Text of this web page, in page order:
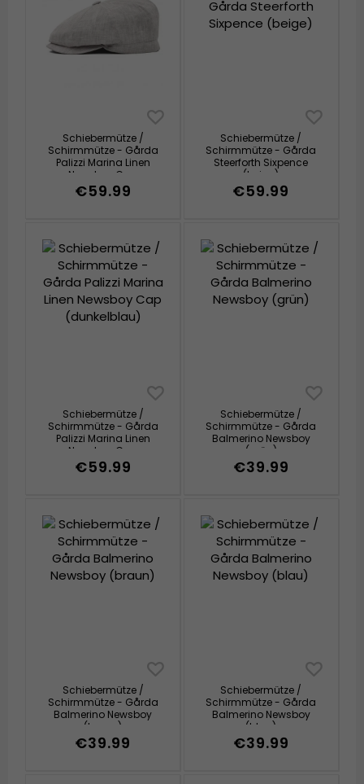
Schiebermütze /
Schirmmütze - Gårda
Palizzi Marina Linen
Newsboy Cap
(hellgrau)
€59.99
Schiebermütze /
Schirmmütze - Gårda
Steerforth Sixpence
(beige)
€59.99
Schiebermütze /
Schirmmütze - Gårda
Palizzi Marina Linen
Newsboy Cap
(dunkelblau)
€59.99
Schiebermütze /
Schirmmütze - Gårda
Balmerino Newsboy
(grün)
€39.99
Schiebermütze /
Schirmmütze - Gårda
Balmerino Newsboy
(braun)
€39.99
Schiebermütze /
Schirmmütze - Gårda
Balmerino Newsboy
(blau)
€39.99